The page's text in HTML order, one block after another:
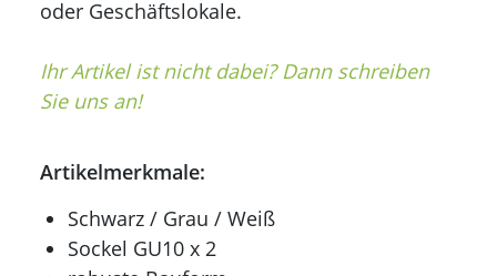
oder Geschäftslokale.
Ihr Artikel ist nicht dabei? Dann schreiben
Sie uns an!
Artikelmerkmale:
Schwarz / Grau / Weiß
Sockel GU10 x 2